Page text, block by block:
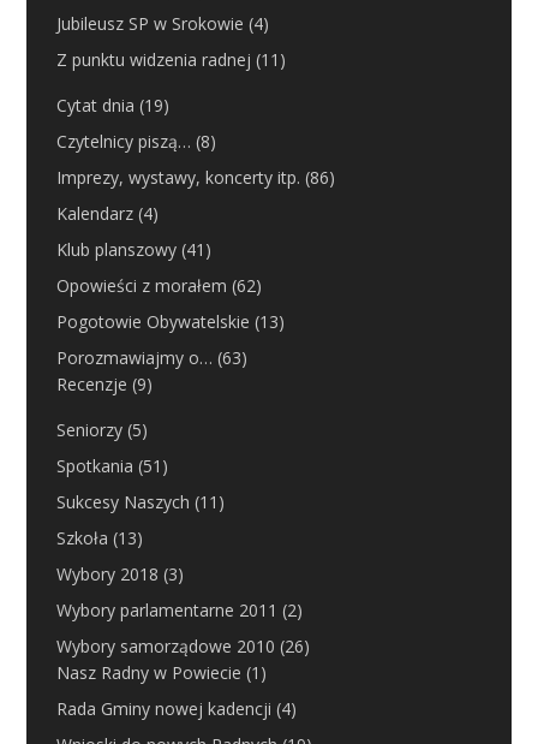
Jubileusz SP w Srokowie (4)
Z punktu widzenia radnej (11)
Cytat dnia (19)
Czytelnicy piszą… (8)
Imprezy, wystawy, koncerty itp. (86)
Kalendarz(4)
Klub planszowy(41)
Opowieści z morałem (62)
Pogotowie Obywatelskie (13)
Porozmawiajmy o… (63)
Recenzje (9)
Seniorzy(5)
Spotkania (51)
Sukcesy Naszych (11)
Szkoła (13)
Wybory 2018 (3)
Wybory parlamentarne 2011 (2)
Wybory samorządowe 2010 (26)
Nasz Radny w Powiecie (1)
Rada Gminy nowej kadencji (4)